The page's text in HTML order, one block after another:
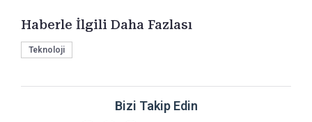
Haberle İlgili Daha Fazlası
Teknoloji
Bizi Takip Edin